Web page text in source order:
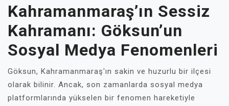
Kahramanmaraş’ın Sessiz
Kahramanı: Göksun’un
Sosyal Medya Fenomenleri
Göksun, Kahramanmaraş'ın sakin ve huzurlu bir ilçesi
olarak bilinir. Ancak, son zamanlarda sosyal medya
platformlarında yükselen bir fenomen hareketiyle